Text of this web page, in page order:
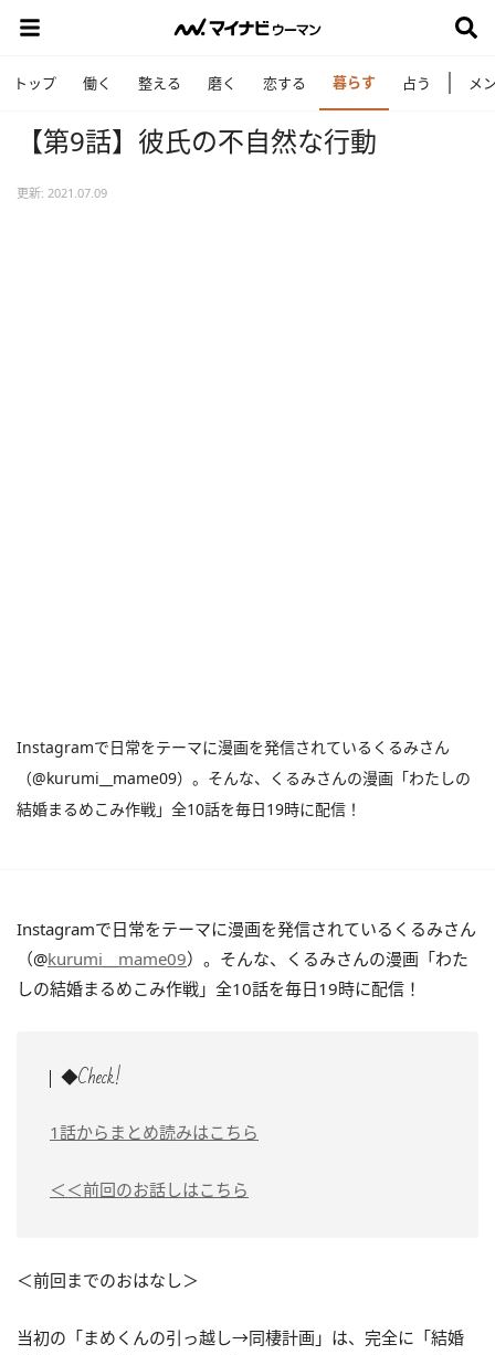
トップ 働く 整える 磨く 恋する 暮らす 占う メ
【第9話】彼氏の不自然な行動
更新: 2021.07.09
Instagramで日常をテーマに漫画を発信されているくるみさん
（@kurumi__mame09）。そんな、くるみさんの漫画「わたしの
結婚まるめこみ作戦」全10話を毎日19時に配信！
Instagramで日常をテーマに漫画を発信されているくるみさん
（@kurumi__mame09）。そんな、くるみさんの漫画「わた
しの結婚まるめこみ作戦」全10話を毎日19時に配信！
◆Check!
1話からまとめ読みはこちら
＜＜前回のお話しはこちら
＜前回までのおはなし＞
当初の「まめくんの引っ越し→同棲計画」は、完全に「結婚